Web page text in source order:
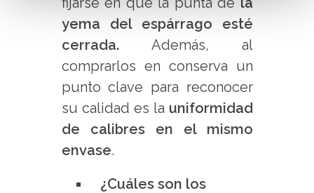
yema del espárrago esté
cerrada.Además, al
comprarlos en conserva un
punto clave para reconocer
su calidad es la uniformidad
de calibres en el mismo
envase.
¿Cuáles son los